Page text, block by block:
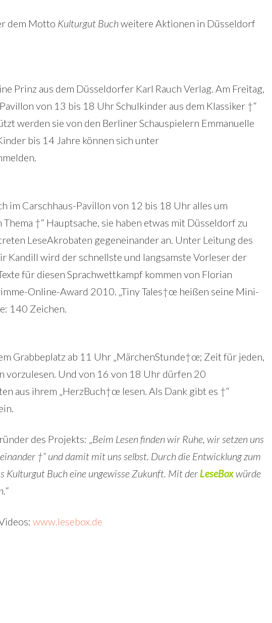
dem Motto Kulturgut Buchweitere Aktionen in Düsseldorf
Prinz aus dem Düsseldorfer Karl Rauch Verlag. Am Freitag,
von 13 bis 18 Uhr Schulkinder aus dem Klassiker †“
werden sie von den Berliner Schauspielern Emmanuelle
bis 14 Jahre können sich unter
im Carschhaus-Pavillon von 12 bis 18 Uhr alles um
†“ Hauptsache, sie haben etwas mit Düsseldorf zu
LeseAkrobaten gegeneinander an. Unter Leitung des
Kandill wird der schnellste und langsamste Vorleser der
für diesen Sprachwettkampf kommen von Florian
Online-Award 2010. „Tiny Tales†œ heißen seine Mini-
140 Zeichen.
Grabbeplatz ab 11 Uhr „MärchenStunde†œ; Zeit für jeden,
vorzulesen. Und von 16 von 18 Uhr dürfen 20
aus ihrem „HerzBuch†œ lesen. Als Dank gibt es †“
des Projekts: „Beim Lesen finden wir Ruhe, wir setzen uns
†“ und damit mit uns selbst. Durch die Entwicklung zum
Kulturgut Buch eine ungewisse Zukunft. Mit derLeseBox würde
“
www.lesebox.de